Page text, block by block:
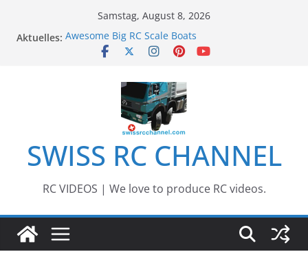
Samstag, August 8, 2026
Aktuelles: Awesome Big RC Scale Boats
13th #AARESCALER RC ADVENTURE TOUR 2018
Awesome RC Timber Truck
Awesome RC TRUCK Event – Herisau,
Switzerland – 2020
SWISS RC CHANNEL
RC VIDEOS | We love to produce RC videos.